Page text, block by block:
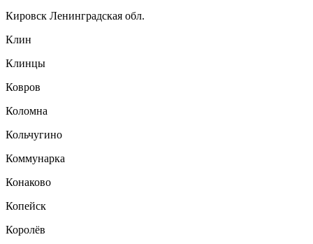
Кировск Ленинградская обл.
Клин
Клинцы
Ковров
Коломна
Кольчугино
Коммунарка
Конаково
Копейск
Королёв